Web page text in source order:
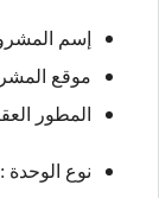
إسم
موقع
المطور
نوع